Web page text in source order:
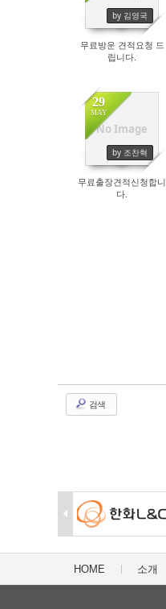
by 김영국
무료방운 견적요청 드
립니다.
No Image
29
MAY
by 조찬혁
무료출장견적신청합니
다.
검색
HOME 소개